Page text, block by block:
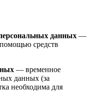
данных —
средств
— временное
данных (за
необходима для